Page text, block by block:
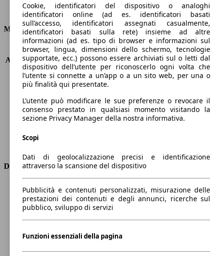
Consumi
Motore e Prestazioni
KW (PS)
61 kW (83 PS)
Accelerazione (0-100 km/h) 13.1s
Velocità massima (km/h)
168 km/h
Numero di marce
5
Cilindrata
1248 ccm
Carburante
GPL
Trasmissione
Dimensioni
Lunghezza
4050 mm
Altezza
1460 mm
Larghezza
1720 mm
Passo
2570 mm
Carico massimo
-
Porte
5
Cookie, identificatori del dispositivo o analoghi
identificatori online (ad es. identificatori basati
sull’accesso, identificatori assegnati casualmente,
identificatori basati sulla rete) insieme ad altre
informazioni (ad es. tipo di browser e informazioni sul
browser, lingua, dimensioni dello schermo, tecnologie
supportate, ecc.) possono essere archiviati sul o letti dal
dispositivo dell’utente per riconoscerlo ogni volta che
l’utente si connette a un’app o a un sito web, per una o
più finalità qui presentate.
L’utente può modificare le sue preferenze o revocare il
consenso prestato in qualsiasi momento visitando la
sezione Privacy Manager della nostra informativa.
Scopi
Dati di geolocalizzazione precisi e identificazione
attraverso la scansione del dispositivo
Pubblicità e contenuti personalizzati, misurazione delle
prestazioni dei contenuti e degli annunci, ricerche sul
pubblico, sviluppo di servizi
Funzioni essenziali della pagina